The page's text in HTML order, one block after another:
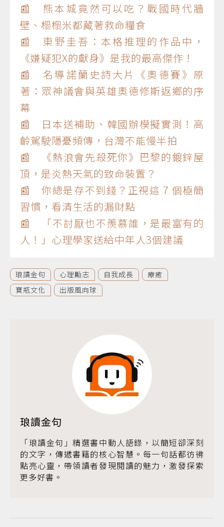
📰 熊本城竟然可以吃？戰國時代牆
壁、榻榻米都藏著救命糧食
📰 東野圭吾：本格推理的作品中，
《嫌疑犯X的獻身》是我的最高傑作！
📰 名導諾蘭史詩大片《奧德賽》原
著：眾神議會與英雄奧德修斯返鄉的序
幕
📰 日本送補助、韓國辦模擬實測！高
齡駕駛隱憂頻傳，台灣不能慢半拍
📰 《熱浪會先殺死你》巴黎的鍍鋅屋
頂，是炎熱天氣的致命裝置？
📰 你總是存不到錢？正視這 7 個極簡
習慣，看清生活的漏財點
📰 「不討厭也不羨慕誰，是最富有的
人！」心理學家送給中年人3個建議
琅讀金句 心理勵志 自我成長
療癒
寶瓶文化
出版風向球
琅讀金句
「琅讀金句」精選書中動人語錄，以簡短卻深刻
的文字，傳遞書籍的核心智慧。每一句話都彷彿
點亮心靈，帶領讀者發現閱讀的魅力，激發探索
更多好書。